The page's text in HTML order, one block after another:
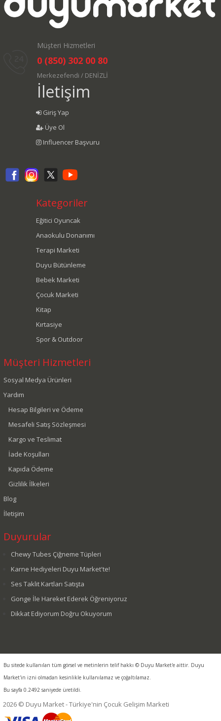
Müşteri Hizmetleri
0 (850) 302 00 80
Merkezefendi / DENİZLİ
İletişim
Giriş Yap
Üye Ol
Influencer Başvuru
Kategoriler
Eğitici Oyuncak
Anaokulu Donanımı
Terapi Marketi
Duyu Bütünleme
Bebek Marketi
Çocuk Marketi
Kitap
Kırtasiye
Spor & Outdoor
Müşteri Hizmetleri
Sosyal Medya Ürünleri
Yardım
Hesap Bilgileri ve Ödeme
Mesafeli Satış Sözleşmesi
Kargo ve Teslimat
İade Koşulları
Kapıda Ödeme
Gizlilik İlkeleri
Blog
İletişim
Duyurular
Chewy Tubes Çiğneme Tüpleri
Karne Hediyeleri Duyu Market'te!
Ses Taklit Kartları Satışta
Gonge İle Hareket Ederek Öğreniyoruz
Dikkat Ediyorum Doğru Okuyorum
Bu sitede kullanılan tüm görsel ve metinlerin telif hakkı © Duyu Market'e aittir. Duyu
Market'in izni olmadan kesinlikle kullanılamaz ve çoğaltılamaz.
Bu sayfa 0.2492 saniyede üretildi.
2026 © Duyu Market - Türkiye'nin Çocuk Gelişim Marketi